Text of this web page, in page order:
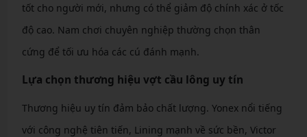
tốt cho người mới, nhưng có thể giảm độ chính xác ở tốc
độ cao. Nam chơi chuyên nghiệp thường chọn thân
cứng để tối ưu hóa các cú đánh mạnh.
Lựa chọn thương hiệu vợt cầu lông uy tín
Thương hiệu uy tín đảm bảo chất lượng. Yonex nổi tiếng
với công nghệ tiên tiến, Lining mạnh về sức bền, Victor